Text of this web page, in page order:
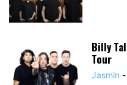
Billy
Tour
Jasmin -